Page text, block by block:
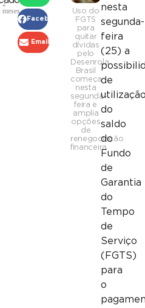
2
meses
Facebook
Email
Uso do
FGTS
para
quitar
dívidas
pelo
Desenrola
Brasil
começa
nesta
segunda-
feira e
amplia
opções
de
renegociação
financeira
nesta
segunda-
feira
(25) a
de
do
saldo
do
Fundo
de
Garantia
do
Tempo
de
Serviço
(FGTS)
para
o